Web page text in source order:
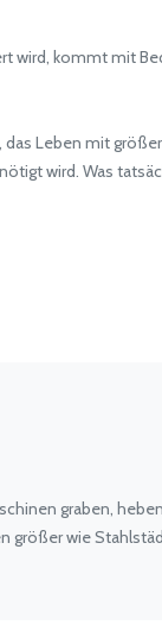
wird, kommt mit
Leben mit
wird. Was
graben,
größer wie